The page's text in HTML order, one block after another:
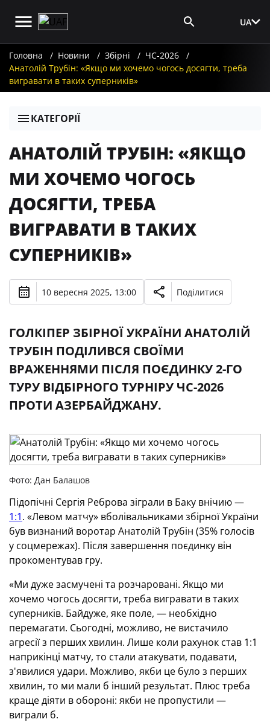
UA
Головна Новини Збірні
ЧС-2026
Анатолій Трубін: «Якщо ми хочемо чогось досягти, треба
вигравати в таких суперників»
КАТЕГОРІЇ
АНАТОЛІЙ ТРУБІН: «ЯКЩО
МИ ХОЧЕМО ЧОГОСЬ
ДОСЯГТИ, ТРЕБА
ВИГРАВАТИ В ТАКИХ
СУПЕРНИКІВ»
10 вересня 2025, 13:00 Поділитися
ГОЛКІПЕР ЗБІРНОЇ УКРАЇНИ АНАТОЛІЙ
ТРУБІН ПОДІЛИВСЯ СВОЇМИ
ВРАЖЕННЯМИ ПІСЛЯ ПОЄДИНКУ 2-ГО
ТУРУ ВІДБІРНОГО ТУРНІРУ ЧС-2026
ПРОТИ АЗЕРБАЙДЖАНУ.
Фото: Дан Балашов
Підопічні Сергія Реброва зіграли в Баку внічию —
1:1. «Левом матчу» вболівальниками збірної України
був визнаний воротар Анатолій Трубін (35% голосів
у соцмережах). Після завершення поєдинку він
прокоментував гру.
«Ми дуже засмучені та розчаровані. Якщо ми
хочемо чогось досягти, треба вигравати в таких
суперників. Байдуже, яке поле, — необхідно
перемагати. Сьогодні, можливо, не вистачило
агресії з перших хвилин. Лише коли рахунок став 1:1
наприкінці матчу, то стали атакувати, подавати,
з'явилися удари. Можливо, якби це було з перших
хвилин, то ми мали б інший результат. Плюс треба
краще діяти в обороні: якби не пропустили —
виграли б.